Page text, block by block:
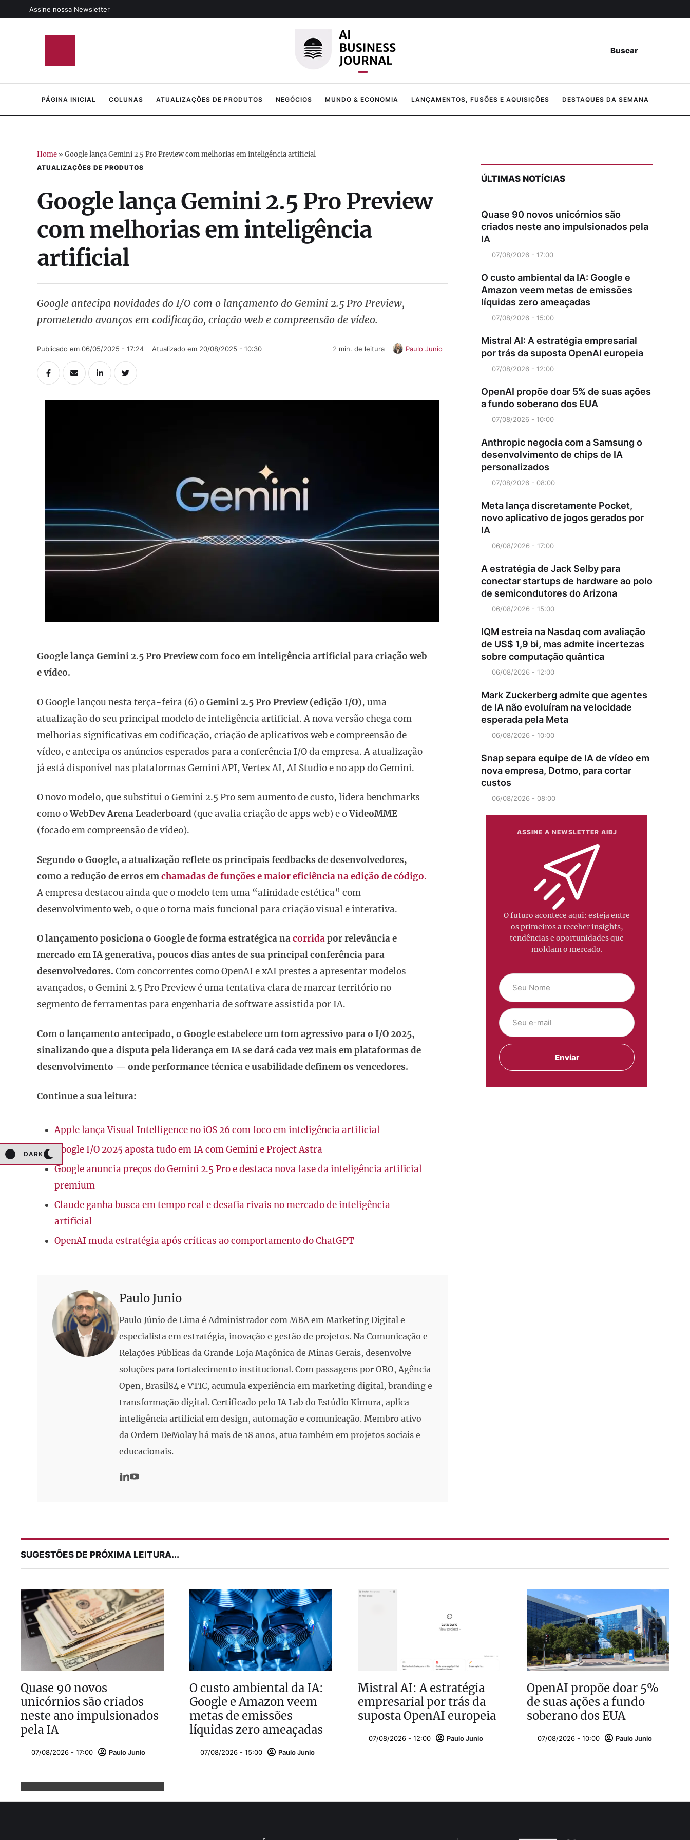
Assine nossa Newsletter
Buscar
DARK
PÁGINA INICIAL COLUNAS ATUALIZAÇÕES DE PRODUTOS NEGÓCIOS MUNDO & ECONOMIA LANÇAMENTOS, FUSÕES E AQUISIÇÕES DESTAQUES DA SEMANA
Home » Google lança Gemini 2.5 Pro Preview com melhorias em inteligência artificial
ATUALIZAÇÕES DE PRODUTOS
Google lança Gemini 2.5 Pro Preview
com melhorias em inteligência
artificial
Google antecipa novidades do I/O com o lançamento do Gemini 2.5 Pro Preview,
prometendo avanços em codificação, criação web e compreensão de vídeo.
Publicado em 06/05/2025 - 17:24 Atualizado em 20/08/2025 - 10:30 2 min. de leitura Paulo Junio
Google lança Gemini 2.5 Pro Preview com foco em inteligência artificial para criação web
e vídeo.
O Google lançou nesta terça-feira (6) oGemini 2.5 Pro Preview (edição I/O), uma
atualização do seu principal modelo de inteligência artificial. A nova versão chega com
melhorias significativas em codificação, criação de aplicativos web e compreensão de
vídeo, e antecipa os anúncios esperados para a conferência I/O da empresa. A atualização
já está disponível nas plataformas Gemini API, Vertex AI, AI Studio e no app do Gemini.
O novo modelo, que substitui o Gemini 2.5 Pro sem aumento de custo, lidera benchmarks
como oWebDev Arena Leaderboard (que avalia criação de apps web) e oVideoMME
(focado em compreensão de vídeo).
Segundo o Google, a atualização reflete os principais feedbacks de desenvolvedores,
como a redução de erros emchamadas de funções e maior eficiência na edição de código.
A empresa destacou ainda que o modelo tem uma “afinidade estética” com
desenvolvimento web, o que o torna mais funcional para criação visual e interativa.
O lançamento posiciona o Google de forma estratégica nacorridapor relevância e
mercado em IA generativa, poucos dias antes de sua principal conferência para
desenvolvedores. Com concorrentes como OpenAI e xAI prestes a apresentar modelos
avançados, o Gemini 2.5 Pro Preview é uma tentativa clara de marcar território no
segmento de ferramentas para engenharia de software assistida por IA.
Com o lançamento antecipado, o Google estabelece um tom agressivo para o I/O 2025,
sinalizando que a disputa pela liderança em IA se dará cada vez mais em plataformas de
desenvolvimento — onde performance técnica e usabilidade definem os vencedores.
Continue a sua leitura:
Apple lança Visual Intelligence no iOS 26 com foco em inteligência artificial
Google I/O 2025 aposta tudo em IA com Gemini e Project Astra
Google anuncia preços do Gemini 2.5 Pro e destaca nova fase da inteligência artificial
premium
Claude ganha busca em tempo real e desafia rivais no mercado de inteligência
artificial
OpenAI muda estratégia após críticas ao comportamento do ChatGPT
Paulo Junio
Paulo Júnio de Lima é Administrador com MBA em Marketing Digital e
especialista em estratégia, inovação e gestão de projetos. Na Comunicação e
Relações Públicas da Grande Loja Maçônica de Minas Gerais, desenvolve
soluções para fortalecimento institucional. Com passagens por ORO, Agência
Open, Brasil84 e VTIC, acumula experiência em marketing digital, branding e
transformação digital. Certificado pelo IA Lab do Estúdio Kimura, aplica
inteligência artificial em design, automação e comunicação. Membro ativo
da Ordem DeMolay há mais de 18 anos, atua também em projetos sociais e
educacionais.
ÚLTIMAS NOTÍCIAS
Quase 90 novos unicórnios são
criados neste ano impulsionados pela
IA
07/08/2026 - 17:00
O custo ambiental da IA: Google e
Amazon veem metas de emissões
líquidas zero ameaçadas
07/08/2026 - 15:00
Mistral AI: A estratégia empresarial
por trás da suposta OpenAI europeia
07/08/2026 - 12:00
OpenAI propõe doar 5% de suas ações
a fundo soberano dos EUA
07/08/2026 - 10:00
Anthropic negocia com a Samsung o
desenvolvimento de chips de IA
personalizados
07/08/2026 - 08:00
Meta lança discretamente Pocket,
novo aplicativo de jogos gerados por
IA
06/08/2026 - 17:00
A estratégia de Jack Selby para
conectar startups de hardware ao polo
de semicondutores do Arizona
06/08/2026 - 15:00
IQM estreia na Nasdaq com avaliação
de US$ 1,9 bi, mas admite incertezas
sobre computação quântica
06/08/2026 - 12:00
Mark Zuckerberg admite que agentes
de IA não evoluíram na velocidade
esperada pela Meta
06/08/2026 - 10:00
Snap separa equipe de IA de vídeo em
nova empresa, Dotmo, para cortar
custos
06/08/2026 - 08:00
ASSINE A NEWSLETTER AIBJ
O futuro acontece aqui: esteja entre
os primeiros a receber insights,
tendências e oportunidades que
moldam o mercado.
SUGESTÕES DE PRÓXIMA LEITURA...
Quase 90 novos
unicórnios são criados
neste ano impulsionados
pela IA
07/08/2026 - 17:00 Paulo Junio
O custo ambiental da IA:
Google e Amazon veem
metas de emissões
líquidas zero ameaçadas
07/08/2026 - 15:00 Paulo Junio
Mistral AI: A estratégia
empresarial por trás da
suposta OpenAI europeia
07/08/2026 - 12:00 Paulo Junio
OpenAI propõe doar 5%
de suas ações a fundo
soberano dos EUA
07/08/2026 - 10:00 Paulo Junio